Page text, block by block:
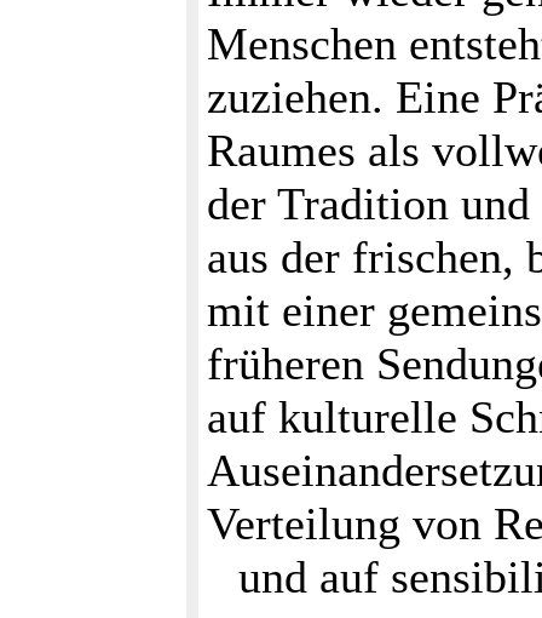
Menschen
zuziehen. Eine
Raumes als
der Tradition und
aus der frischen,
mit einer
früheren
auf kulturelle
Verteilung von
und auf